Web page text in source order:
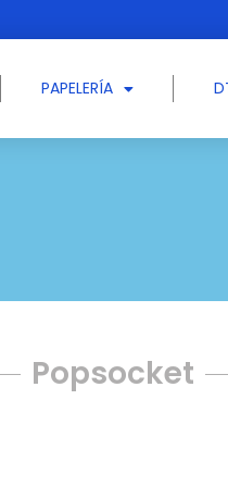
PAPELERÍA
Popsocket